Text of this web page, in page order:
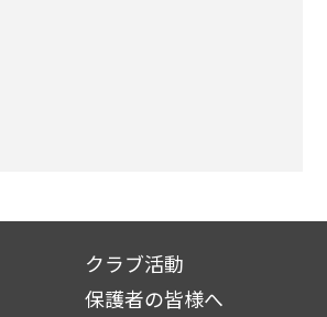
クラブ活動
保護者の皆様へ